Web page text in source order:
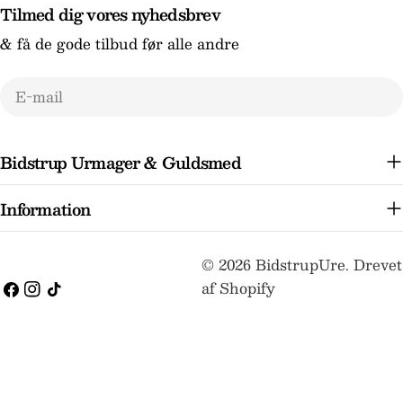
Bidstrup Urmager & Guldsmed
Information
Tilmed dig vores nyhedsbrev
& få de gode tilbud før alle andre
E-
Facebook
Instagram
TikTok
© 2026BidstrupUre. Drevet
af Shopify
Betalingsmetoder